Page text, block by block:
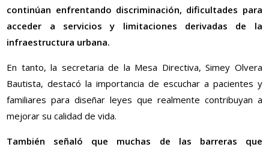
continúan enfrentando discriminación, dificultades para
acceder a servicios y limitaciones derivadas de la
infraestructura urbana.
En tanto, la secretaria de la Mesa Directiva, Simey Olvera
Bautista, destacó la importancia de escuchar a pacientes y
familiares para diseñar leyes que realmente contribuyan a
mejorar su calidad de vida.
También señaló que muchas de las barreras que